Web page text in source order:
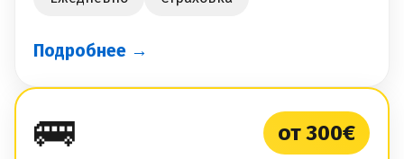
Подробнее →
🚌 от 300€